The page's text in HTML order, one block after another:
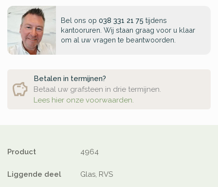
Bel ons op 038 331 21 75 tijdens
kantooruren. Wij staan graag voor u klaar
om al uw vragen te beantwoorden.
Betalen in termijnen?
Betaal uw grafsteen in drie termijnen.
Lees hier onze voorwaarden.
Product 4964
Liggende deel Glas, RVS